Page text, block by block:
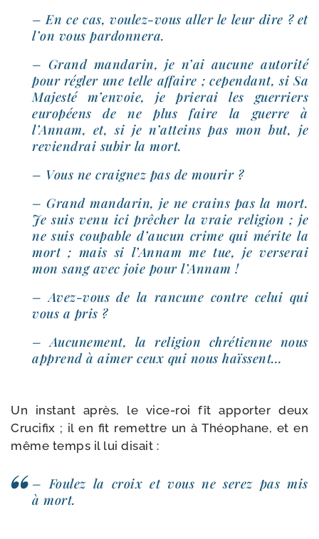
– En ce cas, voulez-​vous aller le leur dire ? et
l’on vous pardonnera.
– Grand man­da­rin, je n’ai aucune auto­ri­té
pour régler une telle affaire ; cepen­dant, si Sa
Majesté m’envoie, je prie­rai les guer­riers
euro­péens de ne plus faire la guerre à
l’Annam, et, si je n’atteins pas mon but, je
revien­drai subir la mort.
– Vous ne crai­gnez pas de mourir ?
– Grand man­da­rin, je ne crains pas la mort.
Je suis venu ici prê­cher la vraie reli­gion ; je
ne suis cou­pable d’aucun crime qui mérite la
mort ; mais si l’Annam me tue, je ver­se­rai
mon sang avec joie pour l’Annam !
– Avez-​vous de la ran­cune contre celui qui
vous a pris ?
– Aucunement, la reli­gion chré­tienne nous
apprend à aimer ceux qui nous haïssent…
Un ins­tant après, le vice-​roi fît appor­ter deux
Crucifix ; il en fit remettre un à Théophane, et en
même temps il lui disait :
– Foulez la croix et vous ne serez pas mis
à mort.